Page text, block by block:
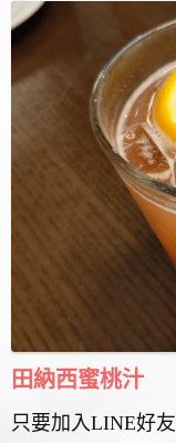
田納西蜜桃汁
只要加入LINE好